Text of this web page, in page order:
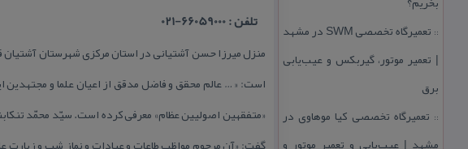
::
تعمیرگاه تخصصی SWM در مشهد
| تعمیر موتور، گیربكس و عیب‌یابی
برق
:: تعمیرگاه تخصصی كیا موهاوی در
مشهد | عیب‌یابی و تعمیر موتور و
تلفن : 66059000-021
منزل میرزا حسن آشتیانی در استان مركزی شهرستان
است: « … عالم محقق و فاضل مدقق از اعیان علما و مجتهدین